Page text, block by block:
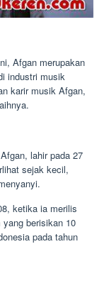
Afgan merupakan
industri musik
karir musik Afgan,
lahir pada 27
sejak kecil,
ketika ia merilis
yang berisikan 10
pada tahun